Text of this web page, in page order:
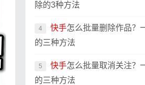
除的3种方法
4 快手怎么批量删除作品？
的三种方法
5 快手怎么批量取消关注？
的三种方法